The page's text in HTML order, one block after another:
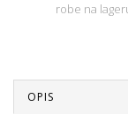
robe na
OPIS